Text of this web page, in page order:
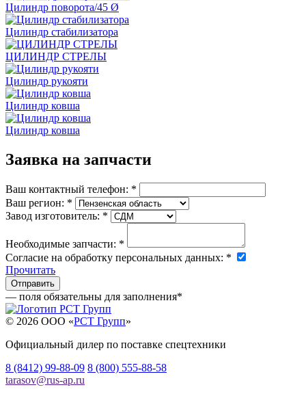
Цилиндр поворота/45 Ø
Цилиндр стабилизатора
ЦИЛИНДР СТРЕЛЫ
Цилиндр рукояти
Цилиндр ковша
Цилиндр ковша
Заявка на запчасти
Ваш контактный телефон: *
Ваш регион: *
Завод изготовитель: *
Необходимые запчасти: *
Согласие на обработку персональных данных: *
Прочитать
— поля обязательны для заполнения*
© 2026 OOO «РСТ Групп»
Официальный дилер по поставке спецтехники
8 (8412) 99-88-09 8 (800) 555-88-58
tarasov@rus-ap.ru